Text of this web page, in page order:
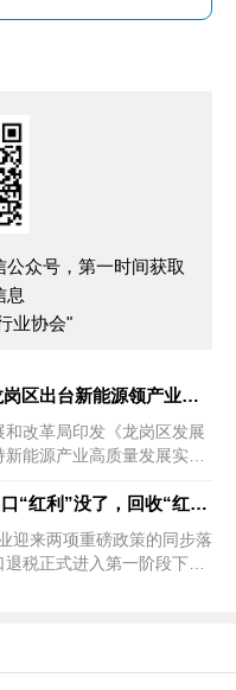
众号，第一时间获取
息
业协会"
最高 200 万元资助！龙岗区出台新能源领产业质量发展专项扶持政策
改革局印发《龙岗区发展
能源产业高质量发展实施
两则新规落地：电池出口“红利”没了，回收“红线”来了
迎来两项重磅政策的同步落
税正式进入第一阶段下